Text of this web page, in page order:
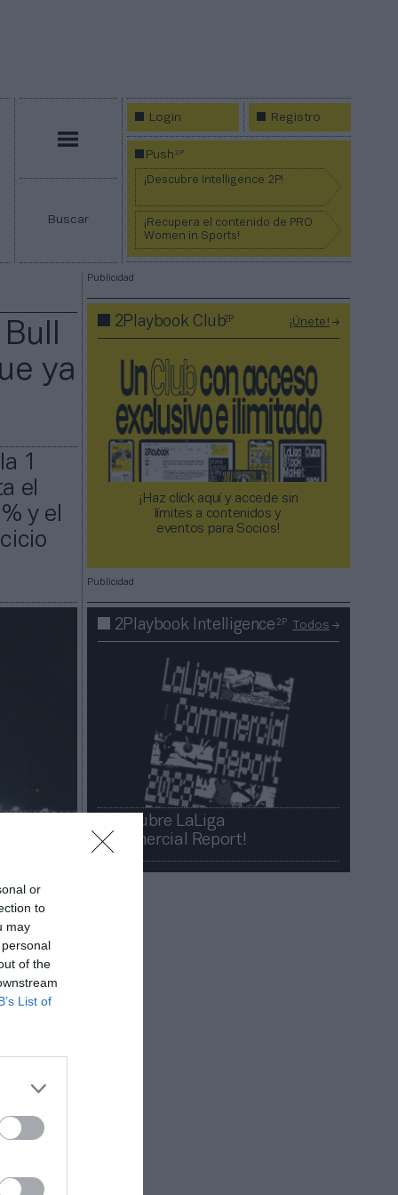
or
to
may
of the
List of
Buscar
Login Registro
Push2P
¡Descubre Intelligence 2P!
¡Recupera el contenido de PRO
Women in Sports!
ya
1
el
y el
sobre el
Publicidad
2Playbook Club2P ¡Únete!
¡Haz click aquí y accede sin
límites a contenidos y
eventos para Socios!​​​​​​​
Publicidad
2Playbook Intelligence2P Todos
¡Descubre LaLiga
Commercial Report!​​